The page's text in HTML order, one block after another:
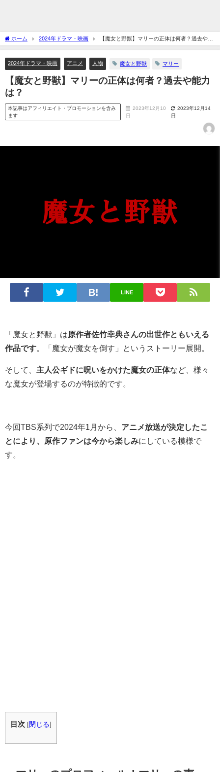
ホーム 2024年ドラマ・映画
【魔女と野獣】マリーの正体は何者？過去や能
力は？
2024年ドラマ・映画 アニメ 人物 魔女と野獣 マリー
【魔女と野獣】マリーの正体は何者？過去や能力
は？
本記事はアフィリエイト・プロモーションを含み
ます
2023年12月10
日
2023年12月14
日
LINE
「魔女と野獣」は原作者佐竹幸典さんの出世作ともいえる
作品です 。「魔女が魔女を倒す」というストーリー展開。
そして、 主人公ギドに呪いをかけた魔女の正体など、様々
な魔女が登場するのが特徴的です。
今回TBS系列で2024年1月から、 アニメ放送が決定したこ
とにより、原作ファンは今から楽しみにしている模様で
す。
目次 [閉じる]